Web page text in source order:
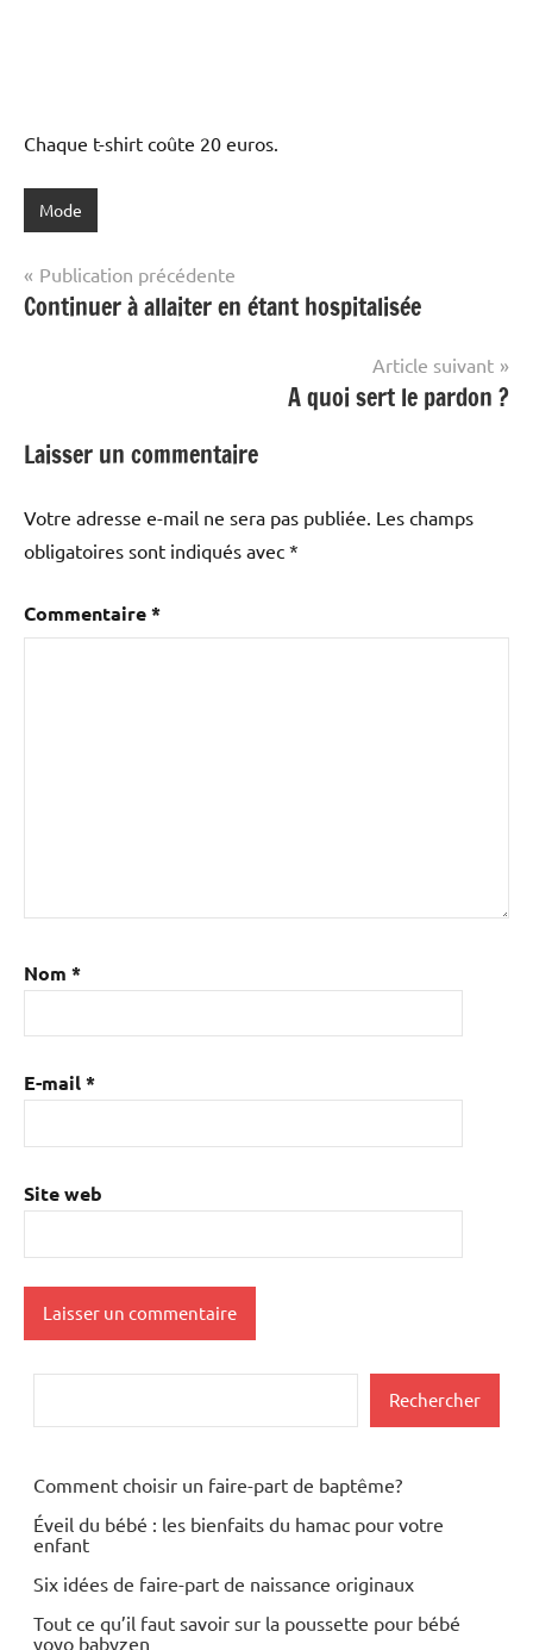
Chaque t-shirt coûte 20 euros.
Mode
Navigation
de
Publication précédente
Continuer à allaiter en étant hospitalisée
Article suivant
A quoi sert le pardon ?
Laisser un commentaire
Votre adresse e-mail ne sera pas publiée. Les champs
obligatoires sont indiqués avec *
Commentaire*
Nom *
E-mail*
Site web
Rechercher
Comment choisir un faire-part de baptême?
Éveil du bébé : les bienfaits du hamac pour votre
enfant
Six idées de faire-part de naissance originaux
Tout ce qu’il faut savoir sur la poussette pour bébé
yoyo babyzen